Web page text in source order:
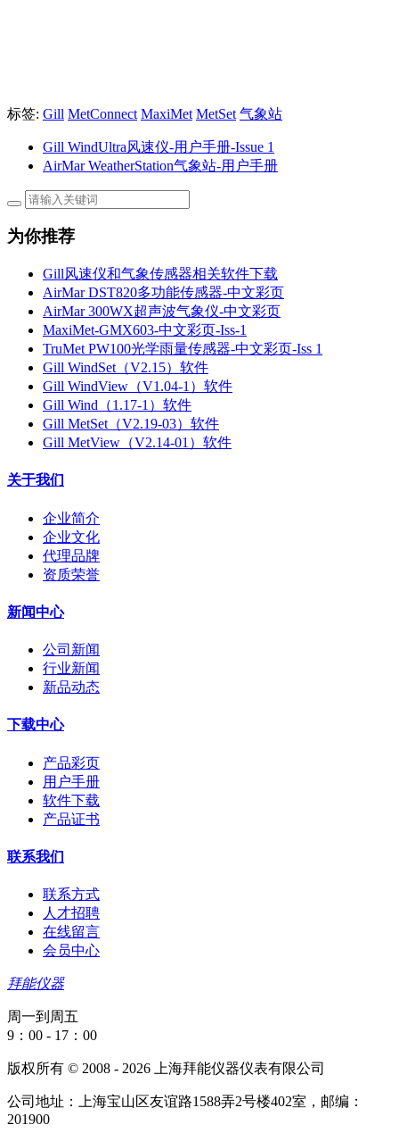
标签: Gill MetConnect MaxiMet MetSet 气象站
Gill WindUltra风速仪-用户手册-Issue 1
AirMar WeatherStation气象站-用户手册
为你推荐
Gill风速仪和气象传感器相关软件下载
AirMar DST820多功能传感器-中文彩页
AirMar 300WX超声波气象仪-中文彩页
MaxiMet-GMX603-中文彩页-Iss-1
TruMet PW100光学雨量传感器-中文彩页-Iss 1
Gill WindSet（V2.15）软件
Gill WindView（V1.04-1）软件
Gill Wind（1.17-1）软件
Gill MetSet（V2.19-03）软件
Gill MetView（V2.14-01）软件
关于我们
企业简介
企业文化
代理品牌
资质荣誉
新闻中心
公司新闻
行业新闻
新品动态
下载中心
产品彩页
用户手册
软件下载
产品证书
联系我们
联系方式
人才招聘
在线留言
会员中心
拜能仪器
周一到周五
9：00 - 17：00
版权所有 © 2008 - 2026 上海拜能仪器仪表有限公司
公司地址：上海宝山区友谊路1588弄2号楼402室，邮编：
201900